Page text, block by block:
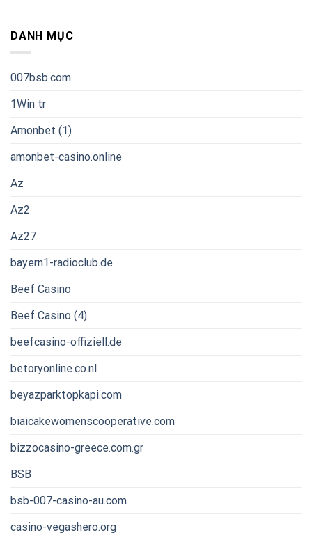
DANH MỤC
007bsb.com
1Win tr
Amonbet (1)
amonbet-casino.online
Az
Az2
Az27
bayern1-radioclub.de
Beef Casino
Beef Casino (4)
beefcasino-offiziell.de
betoryonline.co.nl
beyazparktopkapi.com
biaicakewomenscooperative.com
bizzocasino-greece.com.gr
BSB
bsb-007-casino-au.com
casino-vegashero.org